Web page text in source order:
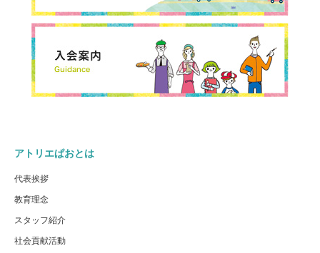
アトリエぱおとは
代表挨拶
教育理念
スタッフ紹介
社会貢献活動